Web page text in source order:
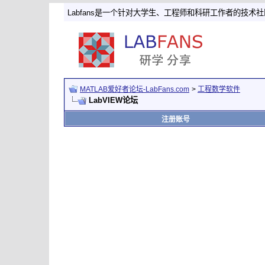
Labfans是一个针对大学生、工程师和科研工作者的技术社
MATLAB爱好者论坛-LabFans.com > 工程数学软件
LabVIEW论坛
注册账号